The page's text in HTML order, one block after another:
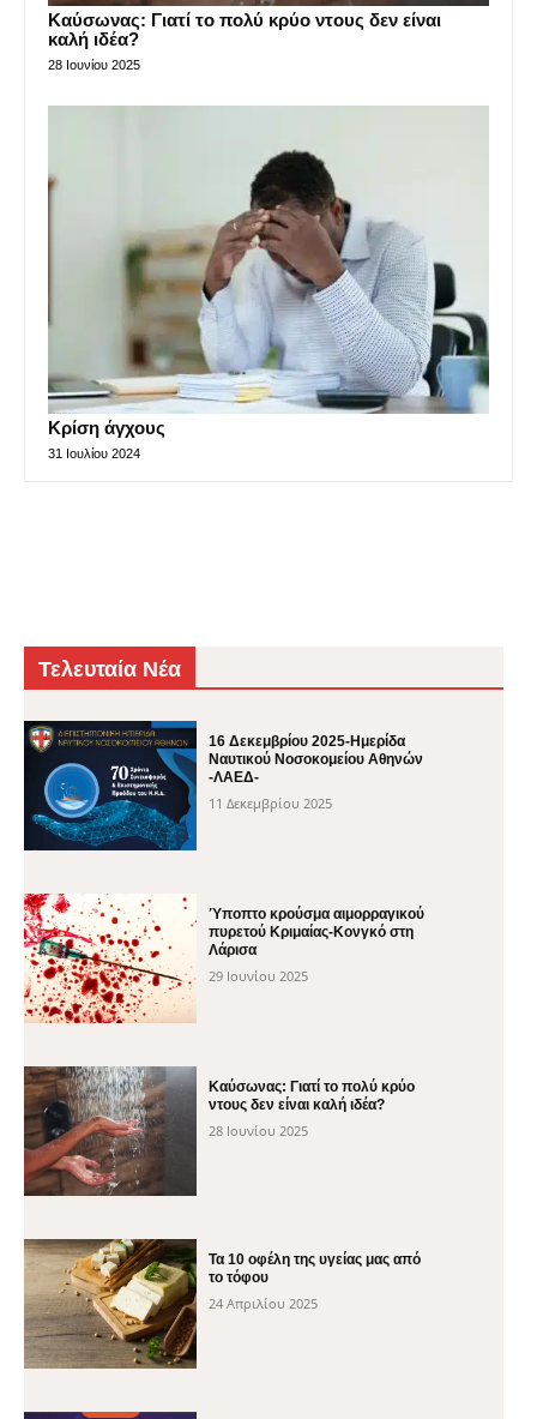
Καύσωνας: Γιατί το πολύ κρύο ντους δεν είναι
καλή ιδέα?
28 Ιουνίου 2025
Κρίση άγχους
31 Ιουλίου 2024
Τελευταία Νέα
16 Δεκεμβρίου 2025-Ημερίδα
Ναυτικού Νοσοκομείου Αθηνών
-ΛΑΕΔ-
11 Δεκεμβρίου 2025
Ύποπτο κρούσμα αιμορραγικού
πυρετού Κριμαίας-Κονγκό στη
Λάρισα
29 Ιουνίου 2025
Καύσωνας: Γιατί το πολύ κρύο
ντους δεν είναι καλή ιδέα?
28 Ιουνίου 2025
Τα 10 οφέλη της υγείας μας από
το τόφου
24 Απριλίου 2025